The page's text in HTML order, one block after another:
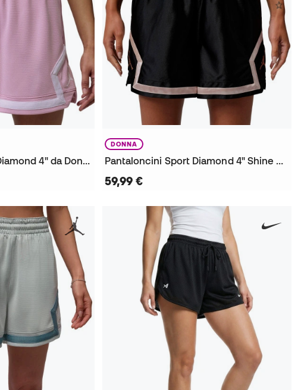
Pantaloncini Sport Diamond 4" da Donna
DONNA
Pantaloncini Sport Diamond 4" Shine da Donna
59,99 €